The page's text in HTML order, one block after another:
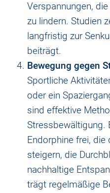
Verspannungen,
zu lindern. Studien
langfristig zur
beiträgt.
Bewegung gegen
Sportliche
oder ein
sind effektive
Stressbewältigung.
Endorphine frei, die
steigern, die
nachhaltige
trägt regelmäßige